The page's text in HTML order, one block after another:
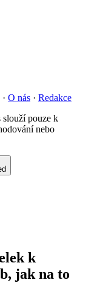
· O nás · Redakce
slouží pouze k
nebo
k
jak na to